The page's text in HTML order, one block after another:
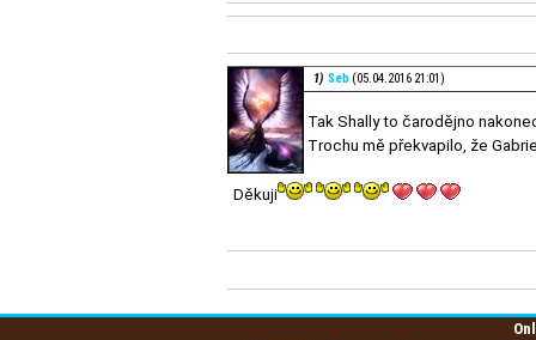
1) Seb (05.04.2016 21:01)
Tak Shally to čarodějno
Trochu mě překvapilo, že
Děkuji